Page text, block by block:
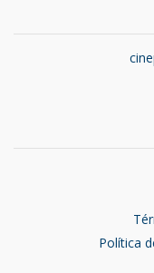
Política